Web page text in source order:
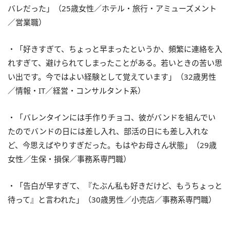
バレだった」（25歳女性／ホテル・旅行・アミューズメント
／営業職）
・「好きすぎて、ちょっと早まったというか、頻繁に連絡を入
れすぎて、避けられてしまったことがある。若いときの苦い思
い出です。今ではよい経験として覚えています」（32歳男性
／情報・IT／経営・コンサルタント系）
・「バレンタインには手作りチョコ、彼がバンドを組んでい
たのでバンドの日には差し入れ、部活の日にも差し入れな
ど、今思えばやりすぎだった。もはやお母さん状態」（29歳
女性／生保・損保／事務系専門職）
・「告白が早すぎて、『たぶん私も好きだけど、もうちょっと
待って』と言われた」（30歳男性／小売店／事務系専門職）